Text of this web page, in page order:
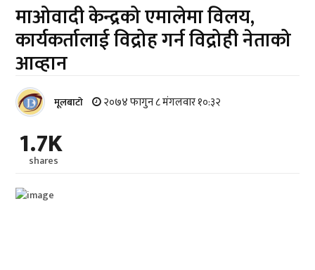
माओवादी केन्द्रको एमालेमा विलय,
कार्यकर्तालाई विद्रोह गर्न विद्रोही नेताको
आव्हान
मूलबाटाे २०७४ फागुन ८ मंगलवार १०:३२
1.7K
shares